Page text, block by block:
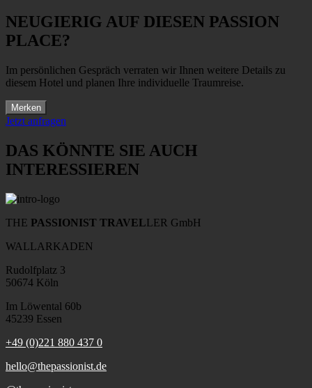
NEUGIERIG AUF DIESEN PASSION
PLACE?
Im persönlichen Gespräch verraten wir Ihnen weitere Details zu
diesem Hotel und planen Ihre individuelle Traumreise.
Merken
Jetzt anfragen
DAS KÖNNTE SIE AUCH
INTERESSIEREN
THE PASSIONIST TRAVELLER GmbH
WALLARKADEN
Rudolfplatz 3
50674 Köln
Im Löwental 60b
45239 Essen
+49 (0)221 880 437 0
hello@thepassionist.de